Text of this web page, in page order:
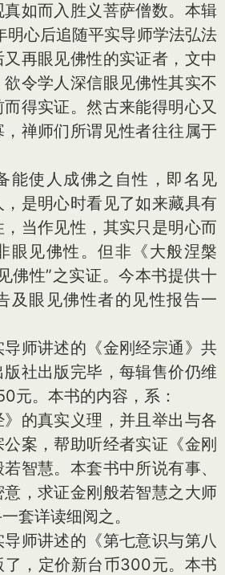
如而入胜义菩萨僧数。本辑
明心后追随平实导师学法弘法
再眼见佛性的实证者，文中
令学人深信眼见佛性其实不
得实证。然古来能得明心又
禅师们所谓见性者往往属于
使人成佛之自性，即名见
是明心时看见了如来藏具有
当作见性，其实只是明心而
眼见佛性。但非《大般涅槃
佛性”之实证。今本书提供十
及眼见佛性者的见性报告一
师讲述的《金刚经宗通》共
社出版完毕，每辑售价仍维
元。本书的内容，系：
的真实义理，并且举出与各
案，帮助听经者实证《金刚
智慧。本套书中所说有事、
，求证金刚般若智慧之大师
套详读细阅之。
讲述的《第七意识与第八
了，定价新台币300元。本书